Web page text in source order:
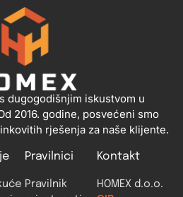
dugogodišnjim iskustvom u
2016. godine, posvećeni smo
rješenja za naše klijente.
Pravilnici
Pravilnik
Kontakt
HOMEX d.o.o.